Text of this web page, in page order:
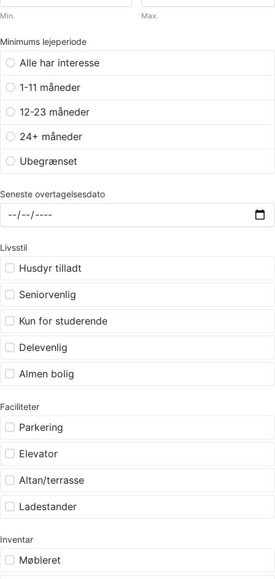
Min. Max.
Minimums lejeperiode
Alle har interesse
1-11 måneder
12-23 måneder
24+ måneder
Ubegrænset
Seneste overtagelsesdato
Livsstil
Husdyr tilladt
Seniorvenlig
Kun for studerende
Delevenlig
Almen bolig
Faciliteter
Parkering
Elevator
Altan/terrasse
Ladestander
Inventar
Møbleret